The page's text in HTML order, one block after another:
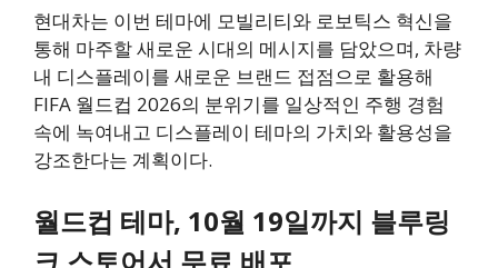
현대차는 이번 테마에 모빌리티와 로보틱스 혁신을
통해 마주할 새로운 시대의 메시지를 담았으며, 차량
내 디스플레이를 새로운 브랜드 접점으로 활용해
FIFA 월드컵 2026의 분위기를 일상적인 주행 경험
속에 녹여내고 디스플레이 테마의 가치와 활용성을
강조한다는 계획이다.
월드컵 테마, 10월 19일까지 블루링